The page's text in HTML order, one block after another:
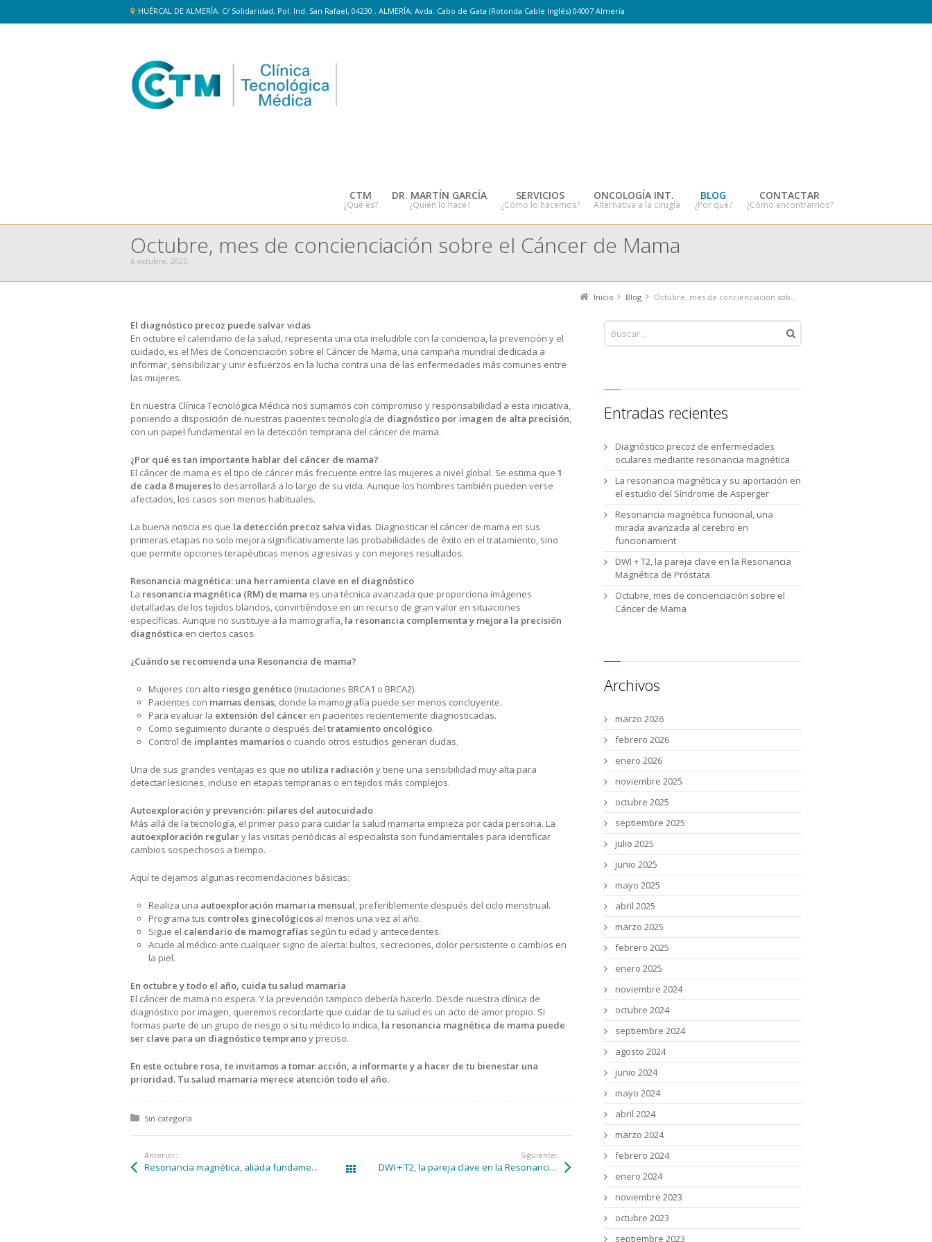
HUÉRCAL DE ALMERÍA: C/ Solidaridad, Pol. Ind. San Rafael, 04230 . ALMERÍA: Avda. Cabo de Gata (Rotonda Cable Inglés) 04007 Almería
CTM
¿Qué es?
DR. MARTÍN GARCÍA
¿Quién lo hace?
SERVICIOS
¿Cómo lo hacemos?
ONCOLOGÍA INT.
Alternativa a la cirugía
BLOG
¿Por qué?
CONTACTAR
¿Cómo encontrarnos?
Octubre, mes de concienciación sobre el Cáncer de Mama
6 octubre, 2025
Inicio Blog Octubre, mes de concienciación sobre el Cáncer de Mama
El diagnóstico precoz puede salvar vidas
En octubre el calendario de la salud, representa una cita ineludible con la conciencia, la prevención y el
cuidado, es el Mes de Concienciación sobre el Cáncer de Mama, una campaña mundial dedicada a
informar, sensibilizar y unir esfuerzos en la lucha contra una de las enfermedades más comunes entre
las mujeres.
En nuestra Clínica Tecnológica Médica nos sumamos con compromiso y responsabilidad a esta iniciativa,
poniendo a disposición de nuestras pacientes tecnología de diagnóstico por imagen de alta precisión,
con un papel fundamental en la detección temprana del cáncer de mama.
¿Por qué es tan importante hablar del cáncer de mama?
El cáncer de mama es el tipo de cáncer más frecuente entre las mujeres a nivel global. Se estima que 1
de cada 8 mujeres lo desarrollará a lo largo de su vida. Aunque los hombres también pueden verse
afectados, los casos son menos habituales.
La buena noticia es que la detección precoz salva vidas. Diagnosticar el cáncer de mama en sus
primeras etapas no solo mejora significativamente las probabilidades de éxito en el tratamiento, sino
que permite opciones terapéuticas menos agresivas y con mejores resultados.
Resonancia magnética: una herramienta clave en el diagnóstico
La resonancia magnética (RM) de mama es una técnica avanzada que proporciona imágenes
detalladas de los tejidos blandos, convirtiéndose en un recurso de gran valor en situaciones
específicas. Aunque no sustituye a la mamografía, la resonancia complementa y mejora la precisión
diagnóstica en ciertos casos.
¿Cuándo se recomienda una Resonancia de mama?
Mujeres con alto riesgo genético (mutaciones BRCA1 o BRCA2).
Pacientes con mamas densas, donde la mamografía puede ser menos concluyente.
Para evaluar la extensión del cáncer en pacientes recientemente diagnosticadas.
Como seguimiento durante o después del tratamiento oncológico.
Control de implantes mamarios o cuando otros estudios generan dudas.
Una de sus grandes ventajas es que no utiliza radiación y tiene una sensibilidad muy alta para
detectar lesiones, incluso en etapas tempranas o en tejidos más complejos.
Autoexploración y prevención: pilares del autocuidado
Más allá de la tecnología, el primer paso para cuidar la salud mamaria empieza por cada persona. La
autoexploración regulary las visitas periódicas al especialista son fundamentales para identificar
cambios sospechosos a tiempo.
Aquí te dejamos algunas recomendaciones básicas:
Realiza una autoexploración mamaria mensual, preferiblemente después del ciclo menstrual.
Programa tus controles ginecológicos al menos una vez al año.
Sigue el calendario de mamografías según tu edad y antecedentes.
Acude al médico ante cualquier signo de alerta: bultos, secreciones, dolor persistente o cambios en
la piel.
En octubre y todo el año, cuida tu salud mamaria
El cáncer de mama no espera. Y la prevención tampoco debería hacerlo. Desde nuestra clínica de
diagnóstico por imagen, queremos recordarte que cuidar de tu salud es un acto de amor propio. Si
formas parte de un grupo de riesgo o si tu médico lo indica, la resonancia magnética de mama puede
ser clave para un diagnóstico tempranoy preciso.
En este octubre rosa, te invitamos a tomar acción, a informarte y a hacer de tu bienestar una
prioridad. Tu salud mamaria merece atención todo el año.
Posted in:
Sin categoría
Anterior:
Resonancia magnética, aliada fundamental en el diagnóstico y evolución del Alzheimer Todas las entradas
Siguiente:
DWI + T2, la pareja clave en la Resonancia Magnética de Próstata
Entradas recientes
Diagnóstico precoz de enfermedades
oculares mediante resonancia magnética
La resonancia magnética y su aportación en
el estudio del Síndrome de Asperger
Resonancia magnética funcional, una
mirada avanzada al cerebro en
funcionamient
DWI + T2, la pareja clave en la Resonancia
Magnética de Próstata
Octubre, mes de concienciación sobre el
Cáncer de Mama
Archivos
marzo 2026
febrero 2026
enero 2026
noviembre 2025
octubre 2025
septiembre 2025
julio 2025
junio 2025
mayo 2025
abril 2025
marzo 2025
febrero 2025
enero 2025
noviembre 2024
octubre 2024
septiembre 2024
agosto 2024
junio 2024
mayo 2024
abril 2024
marzo 2024
febrero 2024
enero 2024
noviembre 2023
octubre 2023
septiembre 2023